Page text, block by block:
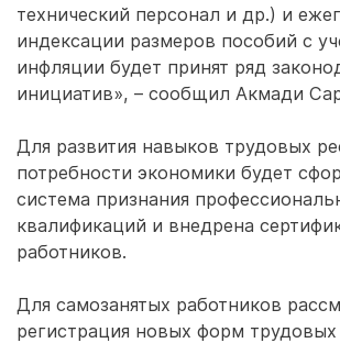
технический персонал и др.) и
индексации размеров пособий с
инфляции будет принят ряд
инициатив», – сообщил Акмади
Для развития навыков трудовых
потребности экономики будет
система признания
квалификаций и внедрена
работников.
Для самозанятых работников
регистрация новых форм